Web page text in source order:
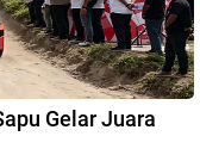
Gelar Juara